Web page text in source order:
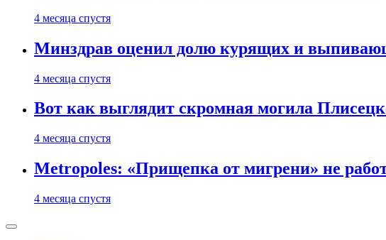
4 месяца спустя
Минздрав оценил долю курящих и
4 месяца спустя
Вот как выглядит скромная могила
4 месяца спустя
Metropoles: «Прищепка от мигрени» не
4 месяца спустя